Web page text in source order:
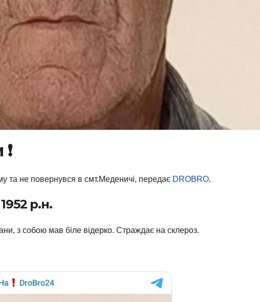
та не повернувся в смт.Меденичі, передає DROBRO.
р.н.
з собою мав біле відерко. Страждає на склероз.